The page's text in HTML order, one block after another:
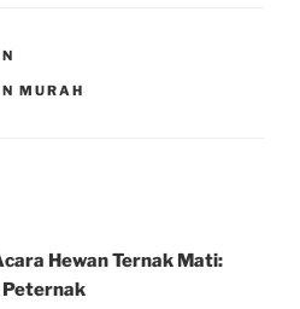
MURAH
Hewan Ternak Mati:
Peternak